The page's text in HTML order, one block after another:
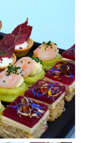
